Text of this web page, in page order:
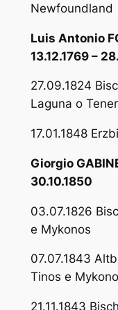
Newfoundland
Luis Antonio
13.12.1769 –
27.09.1824
Laguna o
17.01.1848
Giorgio
30.10.1850
03.07.1826
e Mykonos
07.07.1843
Tinos e
21.11.1843